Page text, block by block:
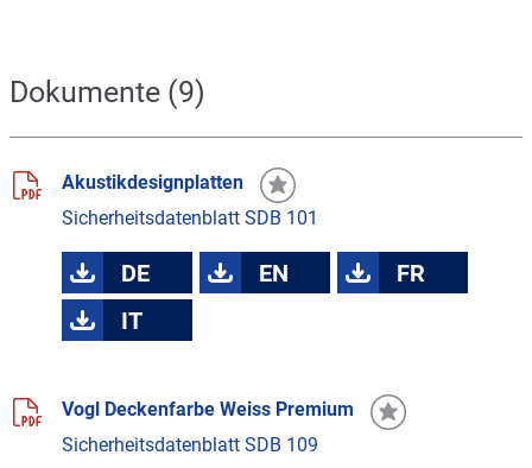
Dokumente (9)
Akustikdesignplatten
Sicherheitsdatenblatt SDB 101
DE EN
FR
IT
Vogl Deckenfarbe Weiss Premium
Sicherheitsdatenblatt SDB 109